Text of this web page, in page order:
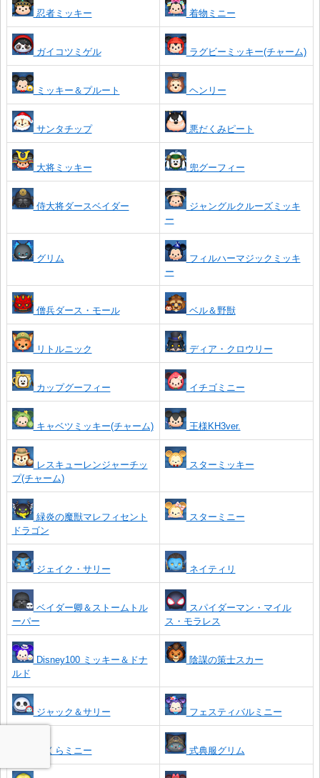
忍者ミッキー 着物ミニー
ガイコツミゲル ラグビーミッキー(チャーム)
ミッキー＆プルート ヘンリー
サンタチップ 悪だくみピート
大将ミッキー 兜グーフィー
侍大将ダースベイダー
ジャングルクルーズミッキ
ー
グリム
フィルハーマジックミッキ
ー
僧兵ダース・モール ベル＆野獣
リトルニック ディア・クロウリー
カップグーフィー イチゴミニー
キャベツミッキー(チャーム) 王様KH3ver.
レスキューレンジャーチッ
プ(チャーム)
スターミッキー
緑炎の魔獣マレフィセント
ドラゴン
スターミニー
ジェイク・サリー ネイティリ
ベイダー卿＆ストームトル
ーパー
スパイダーマン・マイル
ス・モラレス
Disney100 ミッキー＆ドナ
ルド
陰謀の策士スカー
ジャック＆サリー フェスティバルミニー
さくらミニー 式典服グリム